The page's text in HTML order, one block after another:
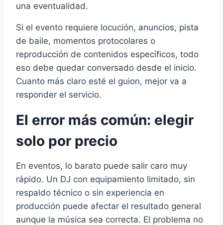
una eventualidad.
Si el evento requiere locución, anuncios, pista
de baile, momentos protocolares o
reproducción de contenidos específicos, todo
eso debe quedar conversado desde el inicio.
Cuanto más claro esté el guion, mejor va a
responder el servicio.
El error más común: elegir
solo por precio
En eventos, lo barato puede salir caro muy
rápido. Un DJ con equipamiento limitado, sin
respaldo técnico o sin experiencia en
producción puede afectar el resultado general
aunque la música sea correcta. El problema no